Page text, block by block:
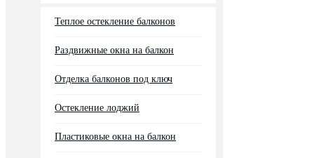
Теплое остекление балконов
Раздвижные окна на балкон
Отделка балконов под ключ
Остекление лоджий
Пластиковые окна на балкон